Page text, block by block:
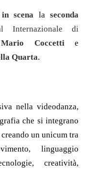
scena la seconda
Internazionale di
Mario Coccettie
Quarta.
nella videodanza,
che si integrano
un unicum tra
linguaggio
creatività,